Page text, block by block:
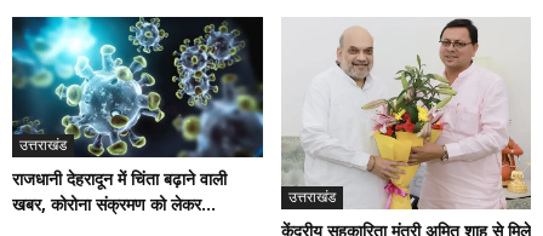
उत्तराखंड
राजधानी देहरादून में चिंता बढ़ाने वाली
खबर, कोरोना संक्रमण को लेकर...
उत्तराखंड
केंद्रीय सहकारिता मंत्री अमित शाह से मिले